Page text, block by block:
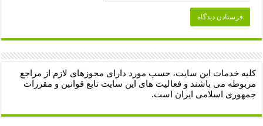
کلیه خدمات این سایت، حسب مورد دارای مجوزهای لازم از مراجع
مربوطه می باشند و فعالیت های این سایت تابع قوانین و مقررات
جمهوری اسلامی ایران است.